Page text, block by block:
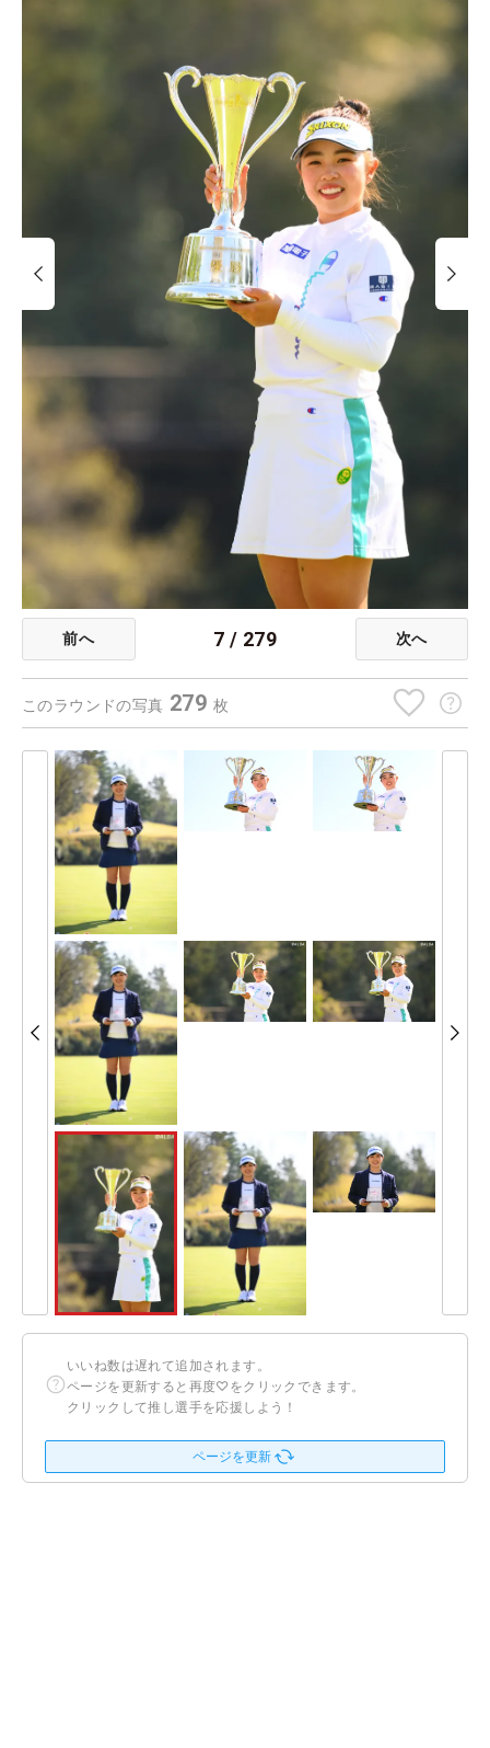
前へ 7 / 279 次へ
このラウンドの写真 279 枚
いいね数は遅れて追加されます。
ページを更新すると再度♡をクリックできます。
クリックして推し選手を応援しよう！
ページを更新